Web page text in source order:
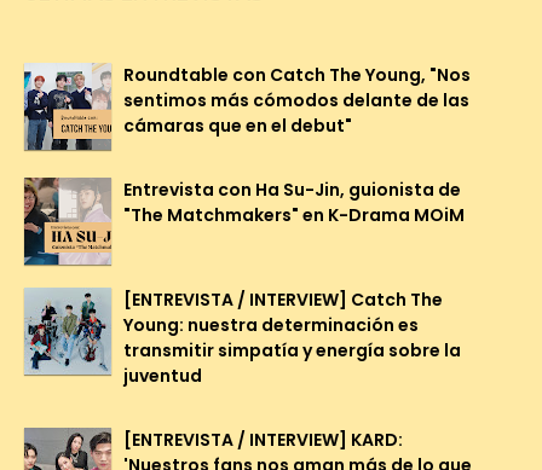
Roundtable con Catch The Young, "Nos
sentimos más cómodos delante de las
cámaras que en el debut"
Entrevista con Ha Su-Jin, guionista de
"The Matchmakers" en K-Drama MOiM
[ENTREVISTA / INTERVIEW] Catch The
Young: nuestra determinación es
transmitir simpatía y energía sobre la
juventud
[ENTREVISTA / INTERVIEW] KARD: